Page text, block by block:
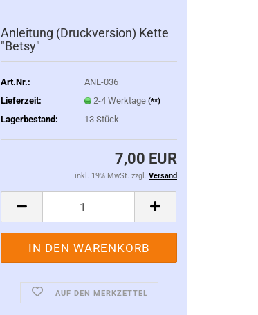
Anleitung (Druckversion) Kette
"Betsy"
Art.Nr.:
ANL-036
Lieferzeit:
2-4 Werktage(**)
Lagerbestand: 13Stück
7,00 EUR
inkl. 19% MwSt. zzgl. Versand
AUF DEN MERKZETTEL